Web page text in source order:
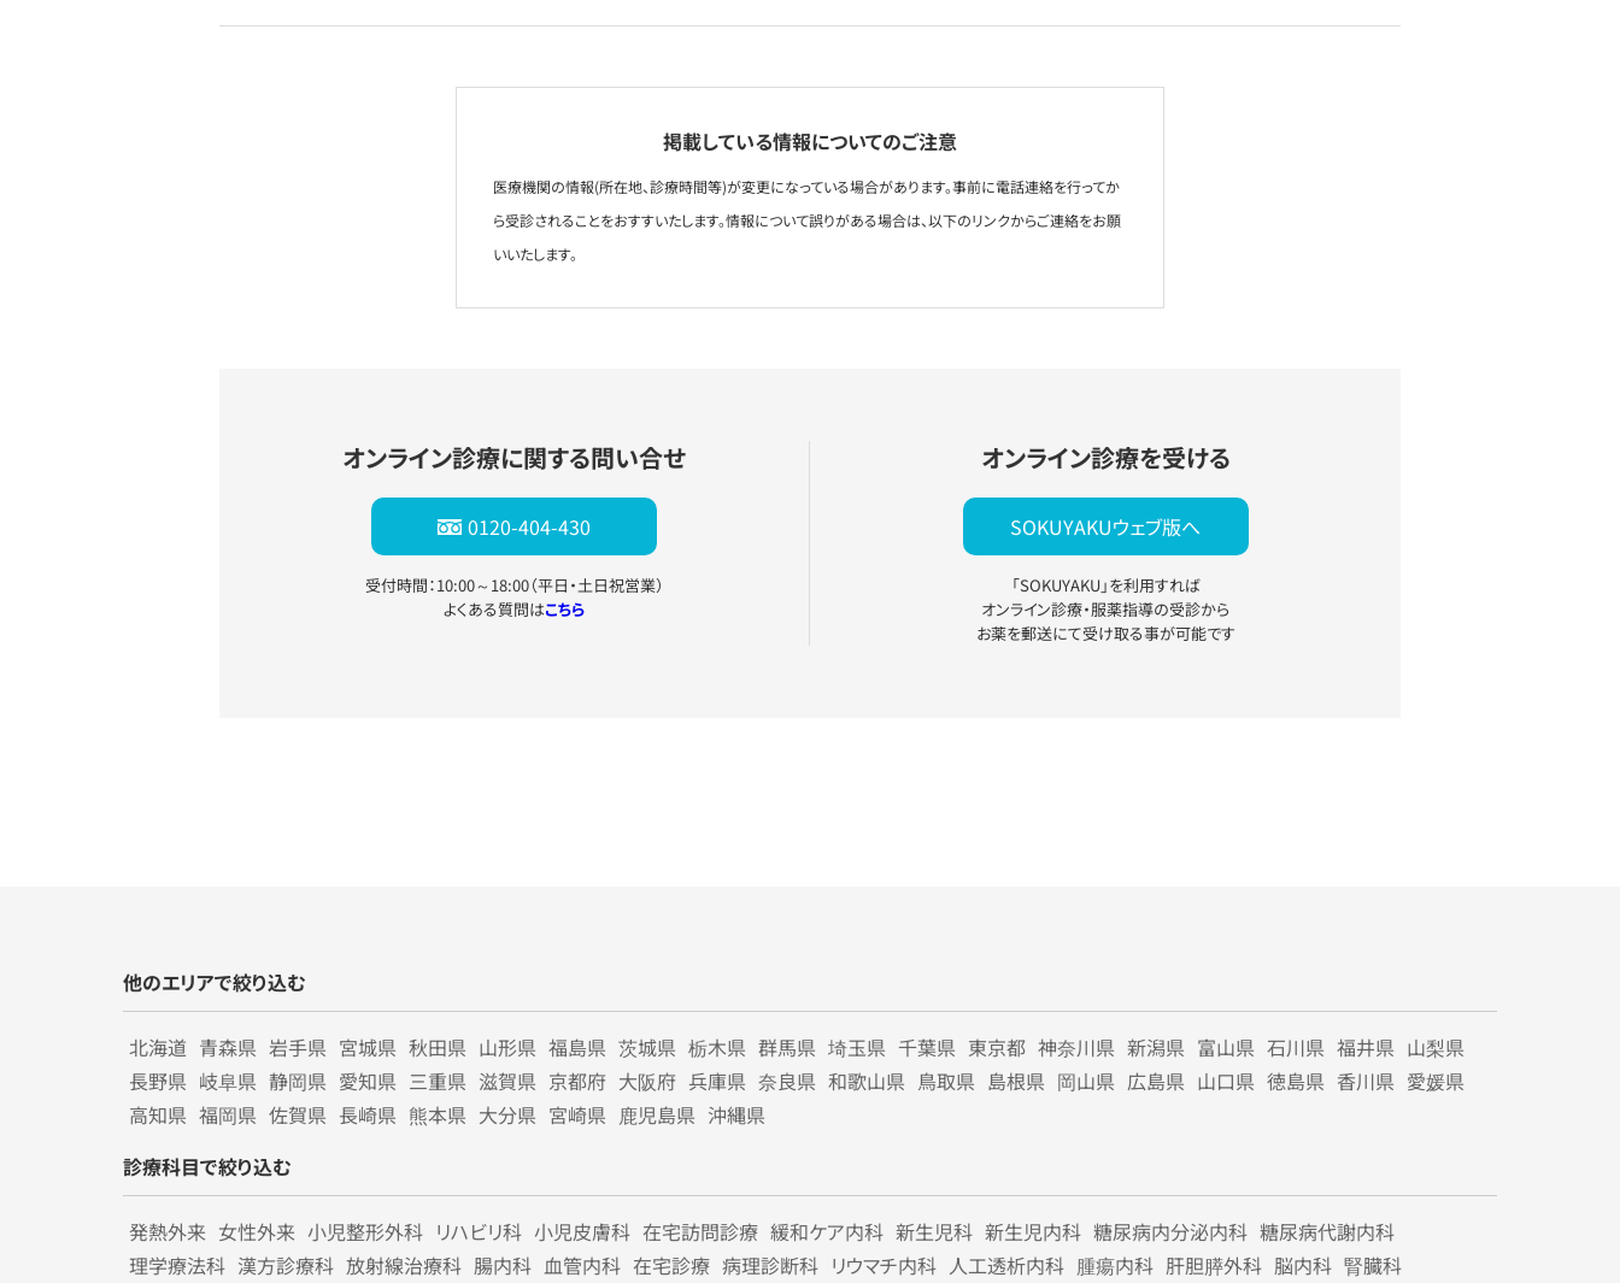
掲載している情報についてのご注意
医療機関の情報(所在地、診療時間等)が変更になっている場合があります。事前に電話連絡を行ってか
ら受診されることをおすすいたします。情報について誤りがある場合は、以下のリンクからご連絡をお願
いいたします。
オンライン診療に関する問い合せ
0120-404-430
受付時間：10:00～18:00（平日・土日祝営業）
よくある質問はこちら
オンライン診療を受ける
SOKUYAKUウェブ版へ
「SOKUYAKU」を利用すれば
オンライン診療・服薬指導の受診から
お薬を郵送にて受け取る事が可能です
他のエリアで絞り込む
北海道 青森県 岩手県 宮城県 秋田県 山形県 福島県 茨城県 栃木県 群馬県 埼玉県 千葉県 東京都 神奈川県 新潟県 富山県 石川県 福井県 山梨県
長野県 岐阜県 静岡県 愛知県 三重県 滋賀県 京都府 大阪府 兵庫県 奈良県 和歌山県 鳥取県 島根県 岡山県 広島県 山口県 徳島県 香川県 愛媛県
高知県 福岡県 佐賀県 長崎県 熊本県 大分県 宮崎県 鹿児島県 沖縄県
診療科目で絞り込む
発熱外来 女性外来 小児整形外科 リハビリ科 小児皮膚科 在宅訪問診療 緩和ケア内科 新生児科 新生児内科 糖尿病内分泌内科 糖尿病代謝内科
理学療法科 漢方診療科 放射線治療科 腸内科 血管内科 在宅診療 病理診断科 リウマチ内科 人工透析内科 腫瘍内科 肝胆膵外科 脳内科 腎臓科